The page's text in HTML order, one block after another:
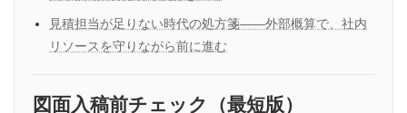
見積担当が足りない時代の処方箋——外部概算で、社内
リソースを守りながら前に進む
図面入稿前チェック（最短版）